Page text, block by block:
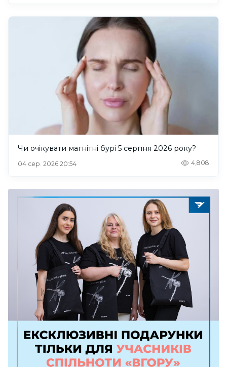
Чи очікувати магнітні бурі 5 серпня 2026 року?
04 сер. 2026 20:54 4,808